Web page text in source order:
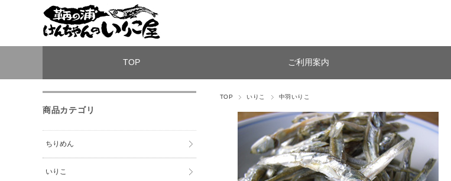
TOP ご利用案内
TOP いりこ 中羽いりこ
商品カテゴリ
ちりめん
いりこ